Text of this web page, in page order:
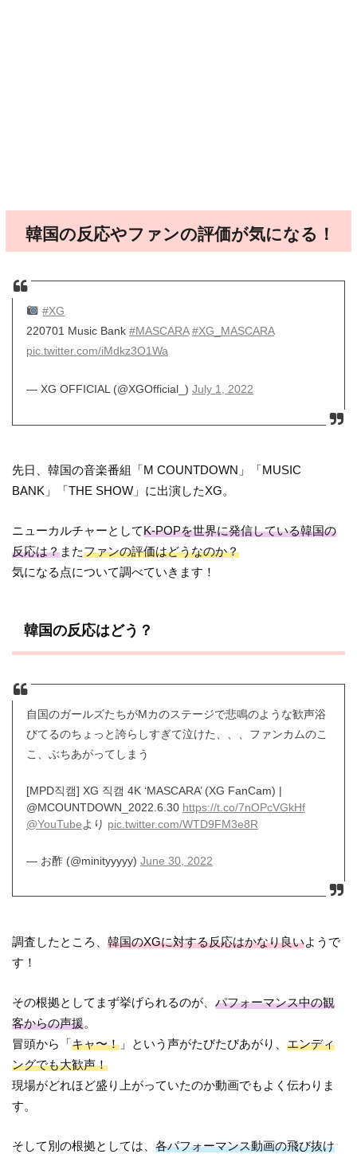
韓国の反応やファンの評価が気になる！
#XG
220701 Music Bank #MASCARA #XG_MASCARA
pic.twitter.com/iMdkz3O1Wa
— XG OFFICIAL (@XGOfficial_) July 1, 2022
先日、韓国の音楽番組「M COUNTDOWN」「MUSIC
BANK」「THE SHOW」に出演したXG。
ニューカルチャーとしてK-POPを世界に発信している韓国の
反応は？またファンの評価はどうなのか？
気になる点について調べていきます！
韓国の反応はどう？
自国のガールズたちがMカのステージで悲鳴のような歓声浴
びてるのちょっと誇らしすぎて泣けた、、、ファンカムのこ
こ、ぶちあがってしまう
[MPD직캠] XG 직캠 4K ‘MASCARA’ (XG FanCam) |
@MCOUNTDOWN_2022.6.30 https://t.co/7nOPcVGkHf
@YouTubeより pic.twitter.com/WTD9FM3e8R
— お酢 (@minityyyyy) June 30, 2022
調査したところ、韓国のXGに対する反応はかなり良いようで
す！
その根拠としてまず挙げられるのが、パフォーマンス中の観
客からの声援。
冒頭から「キャ〜！ 」という声がたびたびあがり、エンディ
ングでも大歓声！
現場がどれほど盛り上がっていたのか動画でもよく伝わりま
す。
そして別の根拠としては、各パフォーマンス動画の飛び抜け